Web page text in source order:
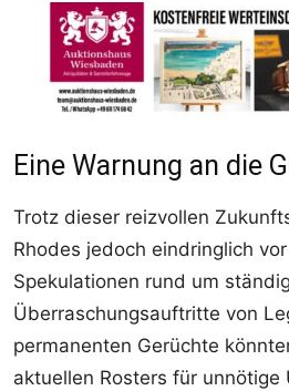
Eine Warnung an die
Trotz dieser reizvollen
Rhodes jedoch eindringlich
Spekulationen rund um
Überraschungsauftritte von
permanenten Gerüchte
aktuellen Rosters für unnötige